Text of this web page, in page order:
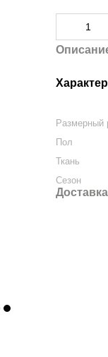
Размерный
Пол
Ткань
Сезон
Доставка